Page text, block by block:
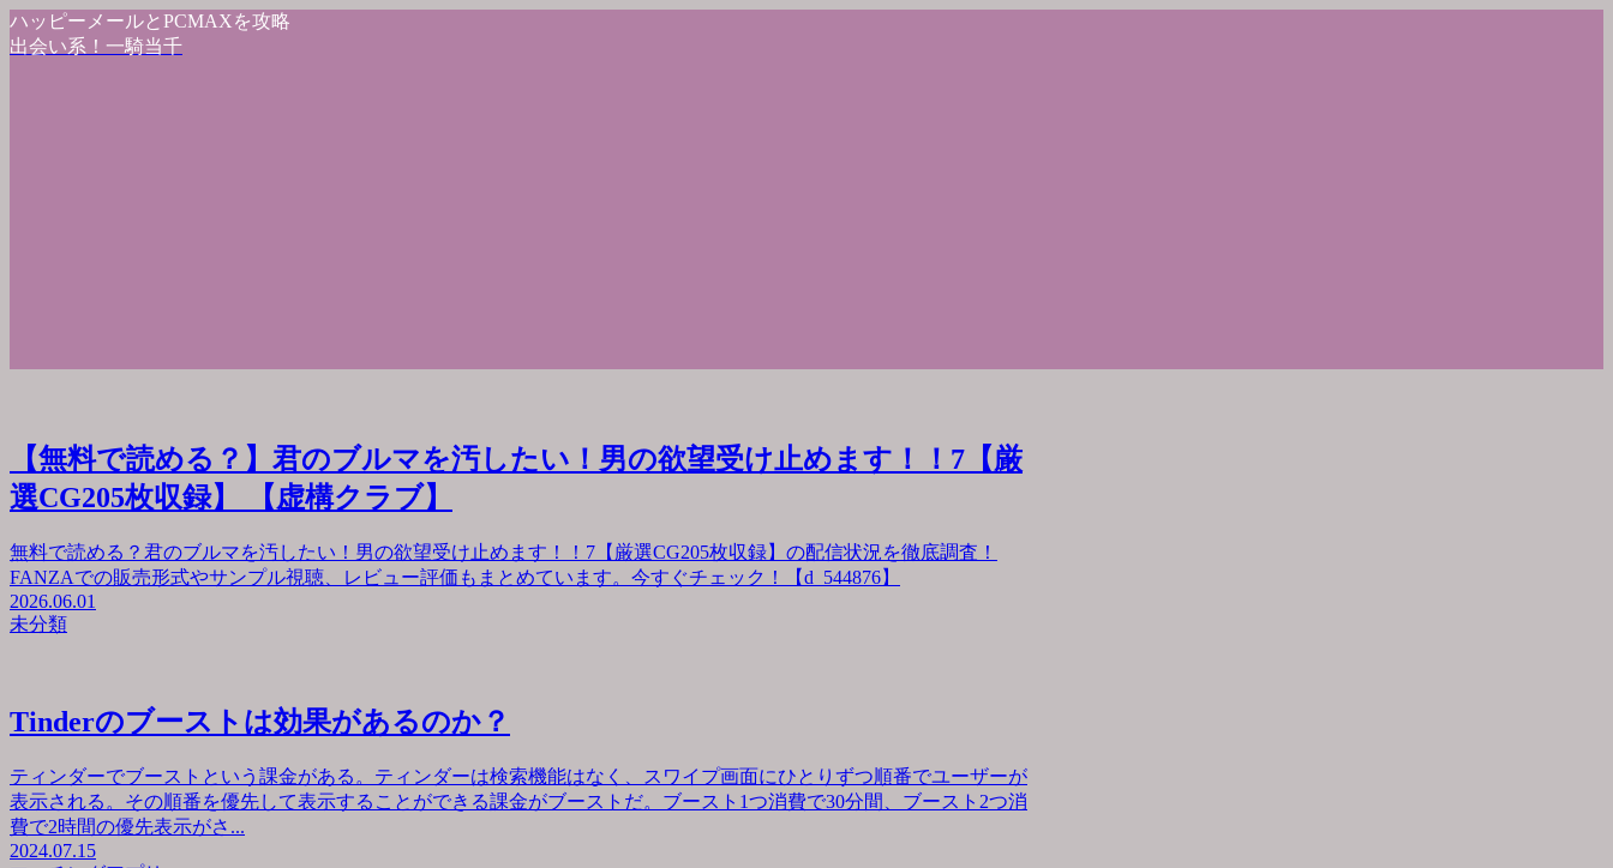
ハッピーメールとPCMAXを攻略
出会い系！一騎当千
【無料で読める？】君のブルマを汚したい！男の欲望受け止めます！！7【厳
選CG205枚収録】 【虚構クラブ】
無料で読める？君のブルマを汚したい！男の欲望受け止めます！！7【厳選CG205枚収録】の配信状況を徹底調査！
FANZAでの販売形式やサンプル視聴、レビュー評価もまとめています。今すぐチェック！【d_544876】
2026.06.01
未分類
Tinderのブーストは効果があるのか？
ティンダーでブーストという課金がある。ティンダーは検索機能はなく、スワイプ画面にひとりずつ順番でユーザーが
表示される。その順番を優先して表示することができる課金がブーストだ。ブースト1つ消費で30分間、ブースト2つ消
費で2時間の優先表示がさ...
2024.07.15